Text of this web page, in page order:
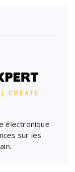
électronique
sur les